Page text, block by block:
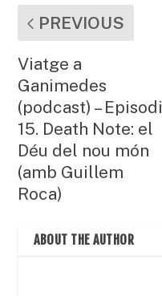
PREVIOUS
Viatge a
Ganimedes
(podcast) – Episodi
15. Death Note: el
Déu del nou món
(amb Guillem
Roca)
ABOUT THE AUTHOR